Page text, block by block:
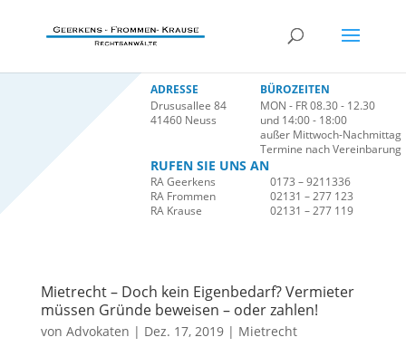
ADRESSE
BÜROZEITEN
Drususallee 84
41460 Neuss
MON - FR 08.30 - 12.30
und 14:00 - 18:00
außer Mittwoch-Nachmittag
Termine nach Vereinbarung
RUFEN SIE UNS AN
RA Geerkens
RA Frommen
RA Krause
0173 – 9211336
02131 – 277 123
02131 – 277 119
Mietrecht – Doch kein Eigenbedarf? Vermieter
müssen Gründe beweisen – oder zahlen!
von Advokaten | Dez. 17, 2019| Mietrecht